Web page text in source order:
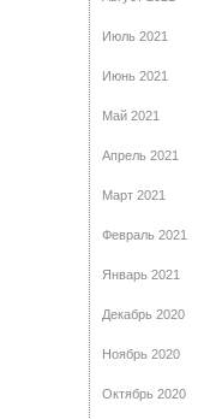
Июль 2021
Июнь 2021
Май 2021
Апрель 2021
Март 2021
Февраль 2021
Январь 2021
Декабрь 2020
Ноябрь 2020
Октябрь 2020